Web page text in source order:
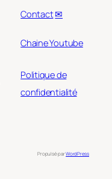
Contact✉
Chaine Youtube
Politique de
confidentialité
Propulsé parWordPress